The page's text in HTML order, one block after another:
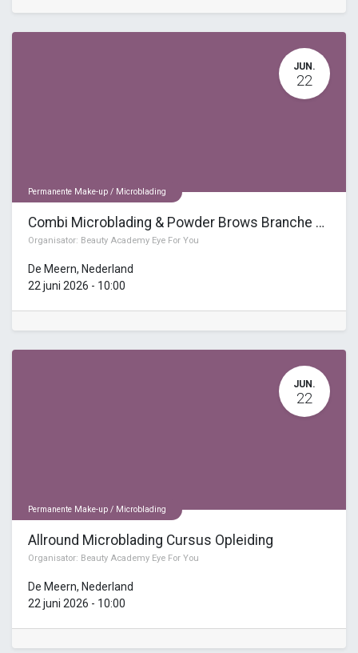
JUN.
22
Permanente Make-up / Microblading
Combi Microblading & Powder Brows Branche Opleiding
Organisator: Beauty Academy Eye For You
De Meern, Nederland
22 juni 2026 - 10:00
JUN.
22
Permanente Make-up / Microblading
Allround Microblading Cursus Opleiding
Organisator: Beauty Academy Eye For You
De Meern, Nederland
22 juni 2026 - 10:00